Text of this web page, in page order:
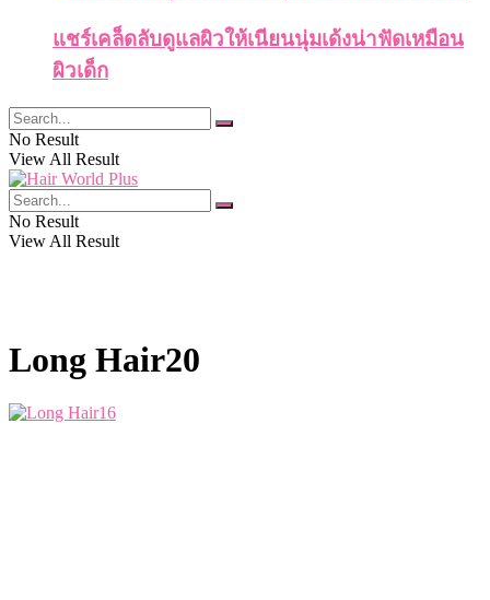
แชร์เคล็ดลับดูแลผิวให้เนียนนุ่มเด้งน่าฟัดเหมือน
ผิวเด็ก
No Result
View All Result
No Result
View All Result
Long Hair20